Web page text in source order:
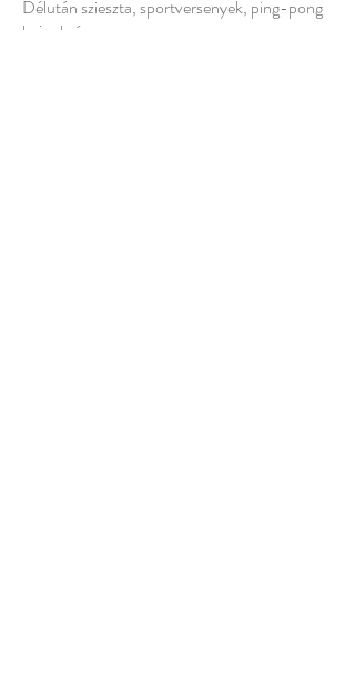
Délután szieszta, sportversenyek, ping-pong
bajnokság.